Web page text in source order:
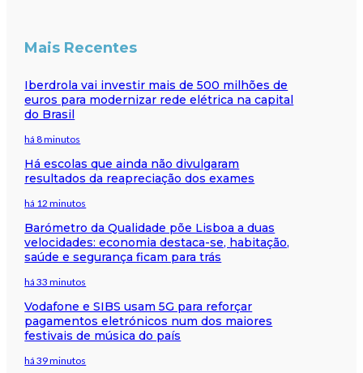
Mais Recentes
Iberdrola vai investir mais de 500 milhões de
euros para modernizar rede elétrica na capital
do Brasil
há 8 minutos
Há escolas que ainda não divulgaram
resultados da reapreciação dos exames
há 12 minutos
Barómetro da Qualidade põe Lisboa a duas
velocidades: economia destaca-se, habitação,
saúde e segurança ficam para trás
há 33 minutos
Vodafone e SIBS usam 5G para reforçar
pagamentos eletrónicos num dos maiores
festivais de música do país
há 39 minutos